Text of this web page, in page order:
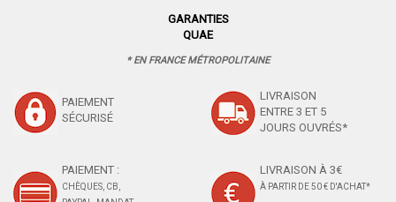
GARANTIES
QUAE
* EN FRANCE MÉTROPOLITAINE
PAIEMENT
SÉCURISÉ
LIVRAISON
ENTRE 3 ET 5
JOURS OUVRÉS*
PAIEMENT :
CHÈQUES, CB,
LIVRAISON À 3€
À PARTIR DE 50 € D'ACHAT*